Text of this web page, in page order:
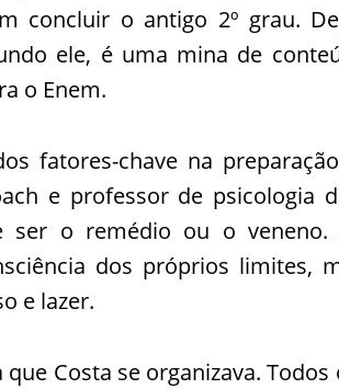
concluir o antigo 2º grau.
ele, é uma mina de
o Enem.
fatores-chave na
e professor de psicologia
ser o remédio ou o veneno.
dos próprios limites,
e lazer.
que Costa se organizava.